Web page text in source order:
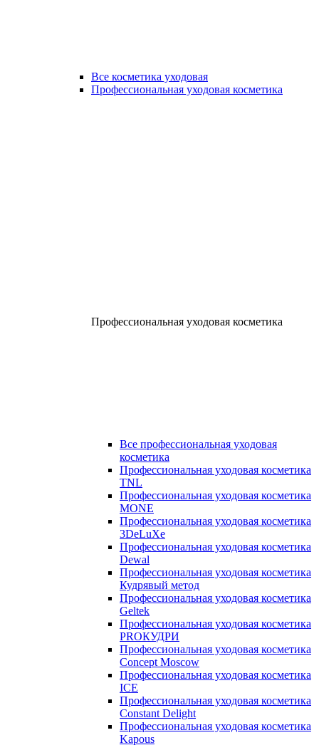
Все косметика уходовая
Профессиональная уходовая косметика
Профессиональная уходовая косметика
Все профессиональная уходовая
косметика
Профессиональная уходовая косметика
TNL
Профессиональная уходовая косметика
MONE
Профессиональная уходовая косметика
3DeLuXe
Профессиональная уходовая косметика
Dewal
Профессиональная уходовая косметика
Кудрявый метод
Профессиональная уходовая косметика
Geltek
Профессиональная уходовая косметика
PROКУДРИ
Профессиональная уходовая косметика
Concept Moscow
Профессиональная уходовая косметика
ICE
Профессиональная уходовая косметика
Constant Delight
Профессиональная уходовая косметика
Kapous